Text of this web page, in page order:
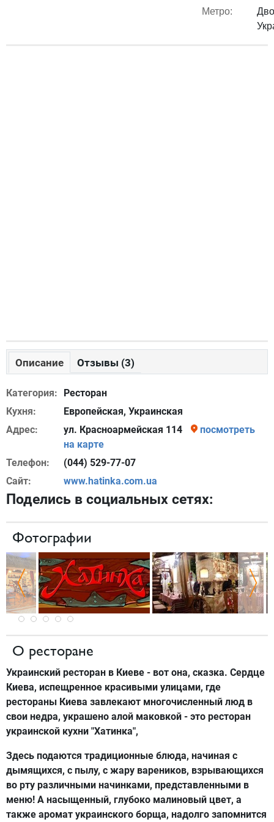
Метро:
Описание Отзывы (3)
Категория:
Ресторан
Кухня:
Европейская, Украинская
Адрес:
ул. Красноармейская 114
посмотреть
на карте
Телефон:
(044) 529-77-07
Сайт:
www.hatinka.com.ua
Поделись в социальных сетях:
Фотографии
О ресторане
Украинский ресторан в Киеве - вот она, сказка. Сердце
Киева, испещренное красивыми улицами, где
рестораны Киева завлекают многочисленный люд в
свои недра, украшено алой маковкой - это ресторан
украинской кухни "Хатинка",
Здесь подаются традиционные блюда, начиная с
дымящихся, с пылу, с жару вареников, взрывающихся
во рту различными начинками, представленными в
меню! А насыщенный, глубоко малиновый цвет, а
также аромат украинского борща, надолго запомнится